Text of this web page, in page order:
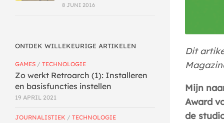
Dit
Mijn
Award
de
8 JUNI 2016
ONTDEK WILLEKEURIGE ARTIKELEN
GAMES / TECHNOLOGIE
Zo werkt Retroarch (1): Installeren
en basisfuncties instellen
19 APRIL 2021
JOURNALISTIEK / TECHNOLOGIE